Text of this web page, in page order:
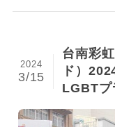
台南彩
ド）
LGBTプ
2024
3/15